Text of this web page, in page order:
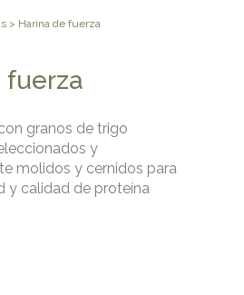
> Harina de fuerza
fuerza
granos de trigo
y
molidos y cernidos para
y calidad de proteína